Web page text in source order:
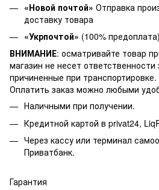
«Новой почтой» Отправка
доставку товара
«Укрпочтой» (100% предоплата)
ВНИМАНИЕ: осматривайте товар
магазин не несет
причиненные при транспортировке.
Оплатить заказ можно любыми
Наличными при получении.
Кредитной картой в privat24,
Через кассу или терминал
Приватбанк.
Гарантия